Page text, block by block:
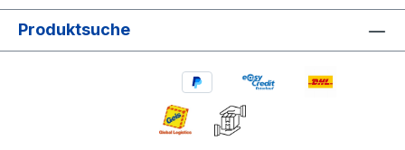
Produktsuche